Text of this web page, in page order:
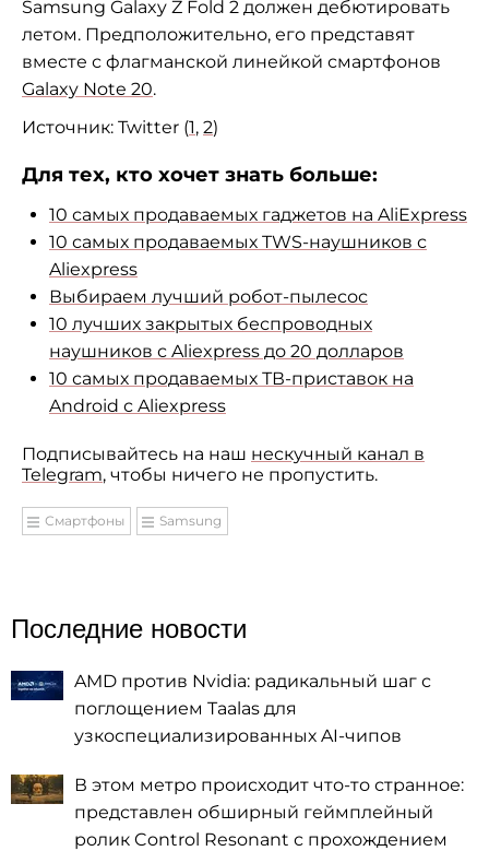
Samsung Galaxy Z Fold 2 должен дебютировать
летом. Предположительно, его представят
вместе с флагманской линейкой смартфонов
Galaxy Note 20.
Источник: Twitter (1, 2)
Для тех, кто хочет знать больше:
10 самых продаваемых гаджетов на AliExpress
10 самых продаваемых TWS-наушников с
Aliexpress
Выбираем лучший робот-пылесос
10 лучших закрытых беспроводных
наушников с Aliexpress до 20 долларов
10 самых продаваемых ТВ-приставок на
Android с Aliexpress
Подписывайтесь на наш нескучный канал в
Telegram, чтобы ничего не пропустить.
Смартфоны Samsung
Последние новости
AMD против Nvidia: радикальный шаг с
поглощением Taalas для
узкоспециализированных AI-чипов
В этом метро происходит что-то странное:
представлен обширный геймплейный
ролик Control Resonant с прохождением